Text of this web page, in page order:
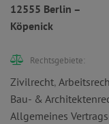
12555 Berlin –
Köpenick
Rechtsgebiete:
Zivilrecht,
Bau- &
Allgemeines